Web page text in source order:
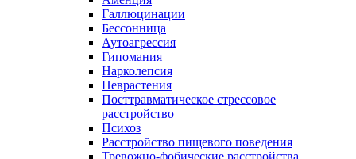
Галлюцинации
Бессонница
Аутоагрессия
Гипомания
Нарколепсия
Неврастения
Посттравматическое стрессовое
расстройство
Психоз
Расстройство пищевого поведения
Тревожно-фобические расстройства